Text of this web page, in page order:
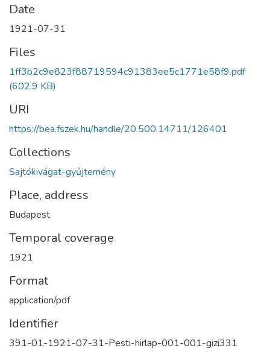
Date
1921-07-31
Files
1ff3b2c9e823f88719594c91383ee5c1771e58f9.pdf
(602.9 KB)
URI
https://bea.fszek.hu/handle/20.500.14711/126401
Collections
Sajtókivágat-gyűjtemény
Place, address
Budapest
Temporal coverage
1921
Format
application/pdf
Identifier
391-01-1921-07-31-Pesti-hirlap-001-001-gizi331